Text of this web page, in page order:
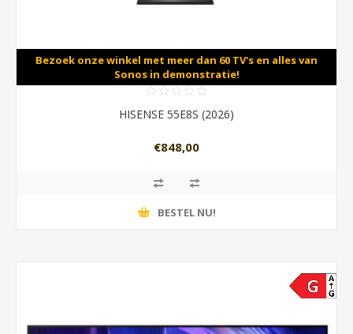
Bezoek onze winkel met meer dan 60 TV's en alles van
Sonos in demonstratie!
HISENSE 55E8S (2026)
€848,00
BESTEL NU!